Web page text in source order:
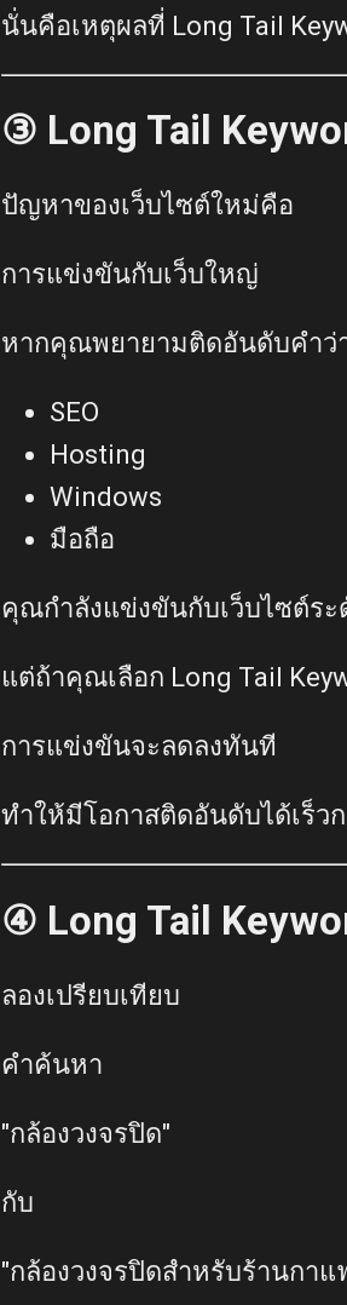
นั่นคือเหตุผลที่ Long Tail
③ Long Tail
ปัญหาของเว็บไซต์ใหม่คือ
การแข่งขันกับเว็บใหญ่
หากคุณพยายามติดอันดับคำว่
SEO
Hosting
Windows
มือถือ
คุณกำลังแข่งขันกับเว็บไซต์ระ
แต่ถ้าคุณเลือก Long Tail
การแข่งขันจะลดลงทันที
ทำให้มีโอกาสติดอันดับได้เร็ว
④ Long Tail
ลองเปรียบเทียบ
คำค้นหา
"กล้องวงจรปิด"
กับ
"กล้องวงจรปิดสำหรับร้านกาแ